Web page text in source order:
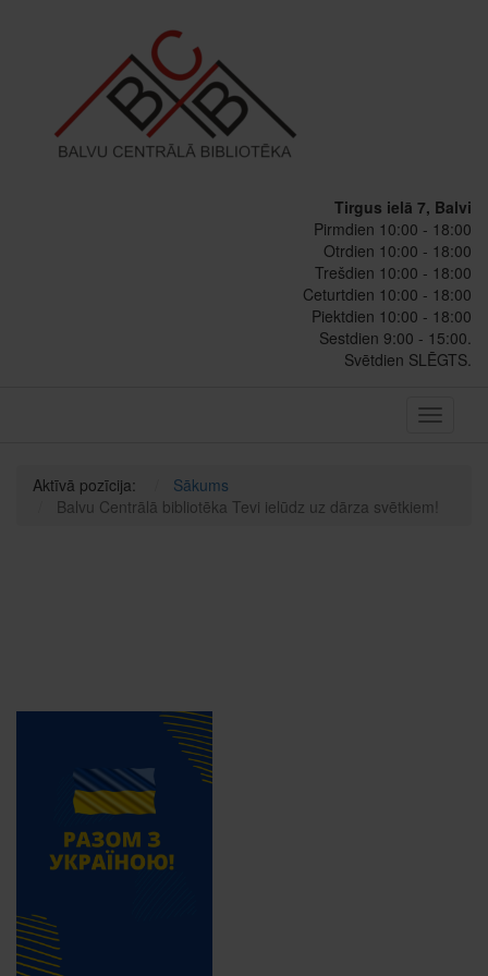
Tirgus ielā 7, Balvi
Pirmdien 10:00 - 18:00
Otrdien 10:00 - 18:00
Trešdien 10:00 - 18:00
Ceturtdien 10:00 - 18:00
Piektdien 10:00 - 18:00
Sestdien 9:00 - 15:00.
Svētdien SLĒGTS.
Toggle
Aktīvā pozīcija:
Sākums
Balvu Centrālā bibliotēka Tevi ielūdz uz dārza svētkiem!